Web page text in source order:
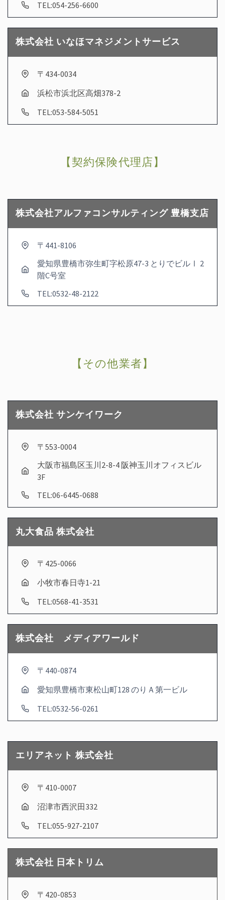
TEL:054-256-6600
株式会社 いなほマネジメントサービス
〒434-0034
浜松市浜北区高畑378-2
TEL:053-584-5051
【契約保険代理店】
株式会社アルファコンサルティング 豊橋支店
〒441-8106
愛知県豊橋市弥生町字松原47-3 とりでビルⅠ 2
階C号室
TEL:0532-48-2122
【その他業者】
株式会社 サンケイワーク
〒553-0004
大阪市福島区玉川2-8-4 阪神玉川オフィスビル
3F
TEL:06-6445-0688
丸大食品 株式会社
〒425-0066
小牧市春日寺1-21
TEL:0568-41-3531
株式会社 メディアワールド
〒440-0874
愛知県豊橋市東松山町128 のりＡ第一ビル
TEL:0532-56-0261
エリアネット 株式会社
〒410-0007
沼津市西沢田332
TEL:055-927-2107
株式会社 日本トリム
〒420-0853